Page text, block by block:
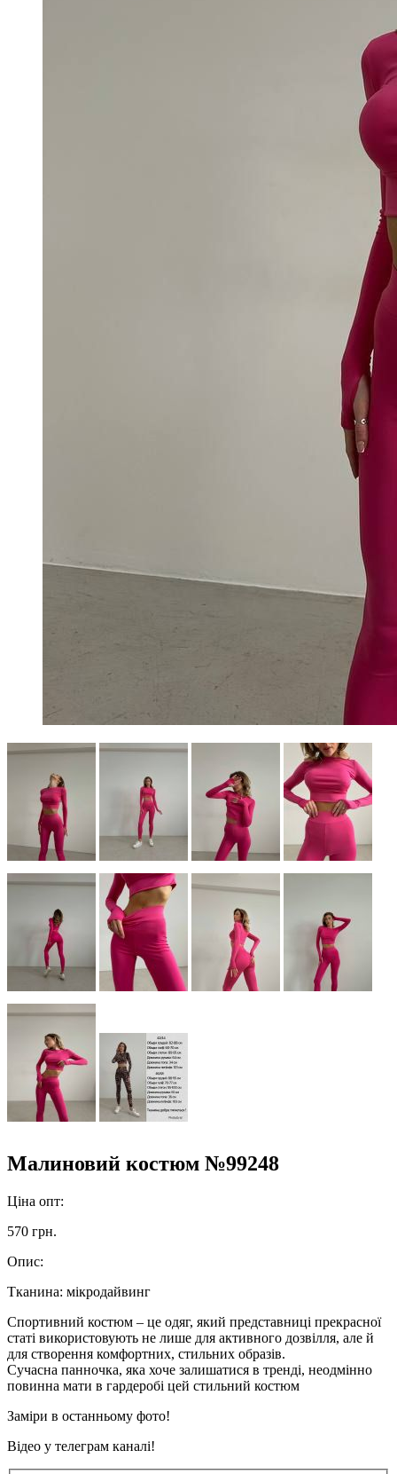
Малиновий костюм №99248
Ціна опт:
570 грн.
Опис:
Тканина: мікродайвинг
Спортивний костюм – це одяг, який представниці прекрасної
статі використовують не лише для активного дозвілля, але й
для створення комфортних, стильних образів.
Сучасна панночка, яка хоче залишатися в тренді, неодмінно
повинна мати в гардеробі цей стильний костюм
Заміри в останньому фото!
Відео у телеграм каналі!